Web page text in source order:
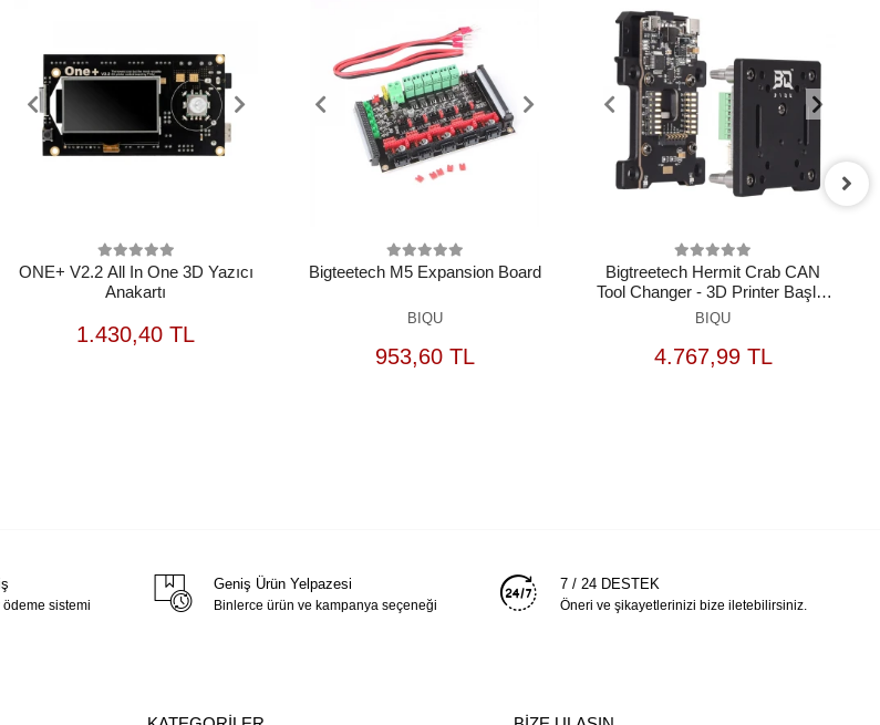
ONE+ V2.2 All In One 3D Yazıcı
Anakartı
1.430,40 TL
SEPETE
EKLE
Bigteetech M5 Expansion Board
BIQU
953,60 TLSEPETE
EKLE
Bigtreetech Hermit Crab CAN
Tool Changer - 3D Printer Başlık
Değiştirme Sistemi
BIQU
4.767,99 TL
SEPETE
EKLE
sistemi
Geniş Ürün Yelpazesi
Binlerce ürün ve kampanya seçeneği
7 / 24 DESTEK
Öneri ve şikayetlerinizi bize iletebilirsiniz.